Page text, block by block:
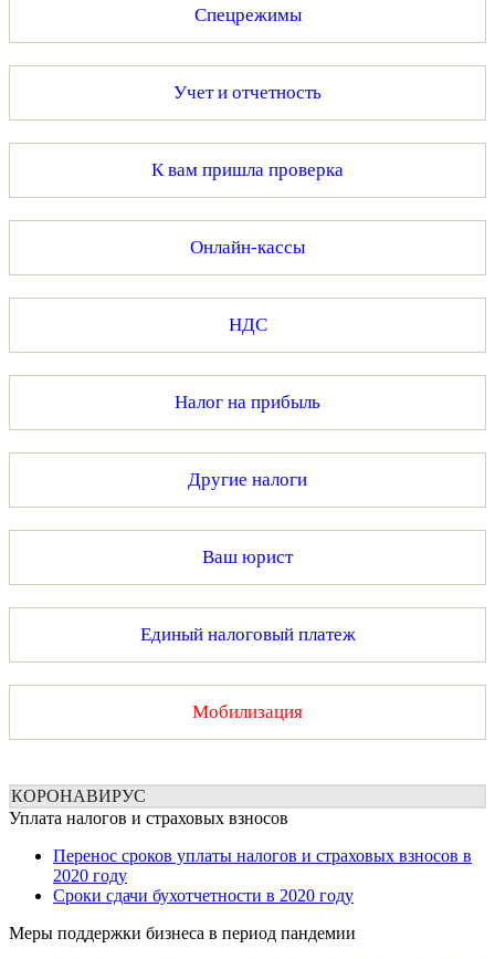
Спецрежимы
Учет и отчетность
К вам пришла проверка
Онлайн-кассы
НДС
Налог на прибыль
Другие налоги
Ваш юрист
Единый налоговый платеж
Мобилизация
КОРОНАВИРУС
Уплата налогов и страховых взносов
Перенос сроков уплаты налогов и страховых взносов в
2020 году
Сроки сдачи бухотчетности в 2020 году
Меры поддержки бизнеса в период пандемии